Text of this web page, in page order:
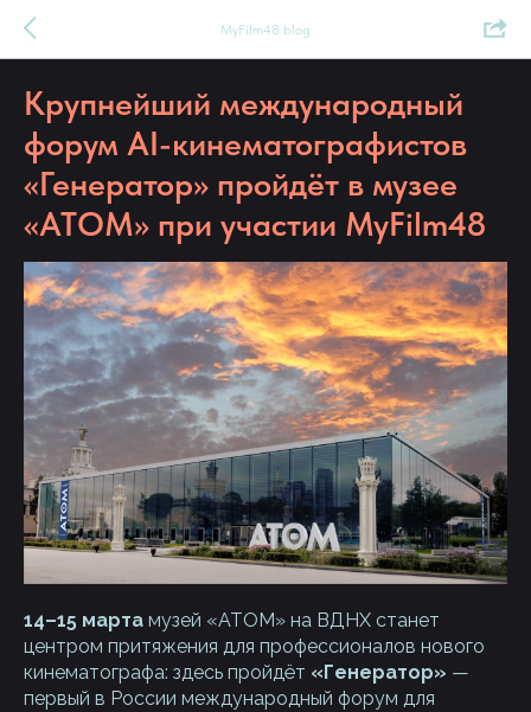
MyFilm48 blog
Крупнейший международный
форум AI-кинематографистов
«Генератор» пройдёт в музее
«АТОМ» при участии MyFilm48
14–15 марта музей «АТОМ» на ВДНХ станет
центром притяжения для профессионалов нового
кинематографа: здесь пройдёт «Генератор» —
первый в России международный форум для